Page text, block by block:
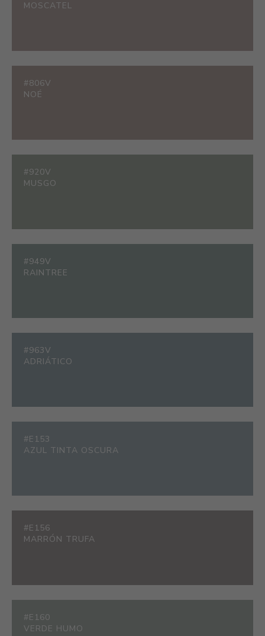
MOSCATEL
#806V
NOÉ
#920V
MUSGO
#949V
RAINTREE
#963V
ADRIÁTICO
#E153
AZUL TINTA OSCURA
#E156
MARRÓN TRUFA
#E160
VERDE HUMO